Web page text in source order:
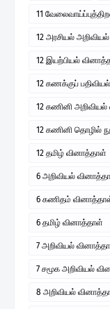
11
12 அரசியல்
12 இயற்பியல்
12 கணக்குப் பதிவியல்
12 கணினி
12 கணினி தொழில்
12 தமிழ் வினாத்தாள்
6 அறிவியல்
6 கணிதம்
6 தமிழ் வினாத்தாள்
7 அறிவியல்
7 சமூக அறிவியல்
8 அறிவியல்